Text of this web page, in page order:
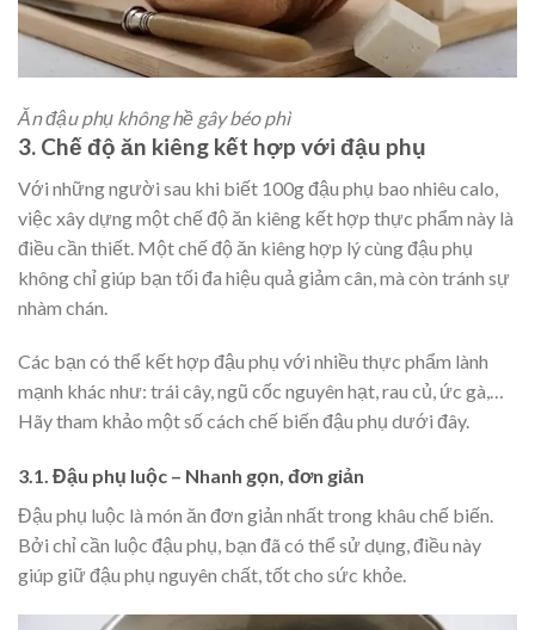
Ăn đậu phụ không hề gây béo phì
3. Chế độ ăn kiêng kết hợp với đậu phụ
Với những người sau khi biết 100g đậu phụ bao nhiêu calo,
việc xây dựng một chế độ ăn kiêng kết hợp thực phẩm này là
điều cần thiết. Một chế độ ăn kiêng hợp lý cùng đậu phụ
không chỉ giúp bạn tối đa hiệu quả giảm cân, mà còn tránh sự
nhàm chán.
Các bạn có thể kết hợp đậu phụ với nhiều thực phẩm lành
mạnh khác như: trái cây, ngũ cốc nguyên hạt, rau củ, ức gà,…
Hãy tham khảo một số cách chế biến đậu phụ dưới đây.
3.1. Đậu phụ luộc – Nhanh gọn, đơn giản
Đậu phụ luộc là món ăn đơn giản nhất trong khâu chế biến.
Bởi chỉ cần luộc đậu phụ, bạn đã có thể sử dụng, điều này
giúp giữ đậu phụ nguyên chất, tốt cho sức khỏe.